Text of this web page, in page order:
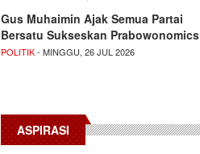
Gus Muhaimin Ajak Semua Partai
Bersatu Sukseskan Prabowonomics
POLITIK- MINGGU, 26 JUL 2026
ASPIRASI